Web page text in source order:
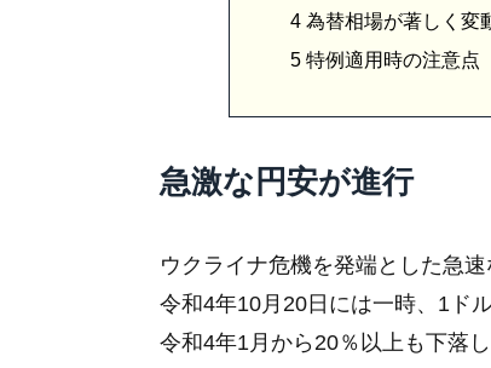
4 為替相場が著しく変
5 特例適用時の注意点
急激な円安が進行
ウクライナ危機を発端とした急速
令和4年10月20日には一時、1ド
令和4年1月から20％以上も下落し